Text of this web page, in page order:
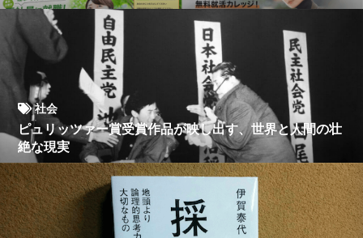
社会
ピュリッツァー賞受賞作品が映し出す、世界と人間の壮
絶な現実